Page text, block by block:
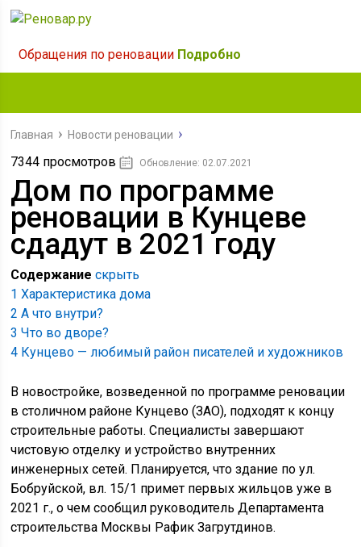
Обращения по реновации Подробно
Главная Новости реновации
7344 просмотров Обновление: 02.07.2021
Дом по программе
реновации в Кунцеве
сдадут в 2021 году
Содержание скрыть
1 Характеристика дома
2 А что внутри?
3 Что во дворе?
4 Кунцево — любимый район писателей и художников
В новостройке, возведенной по программе реновации
в столичном районе Кунцево (ЗАО), подходят к концу
строительные работы. Специалисты завершают
чистовую отделку и устройство внутренних
инженерных сетей. Планируется, что здание по ул.
Бобруйской, вл. 15/1 примет первых жильцов уже в
2021 г., о чем сообщил руководитель Департамента
строительства Москвы Рафик Загрутдинов.